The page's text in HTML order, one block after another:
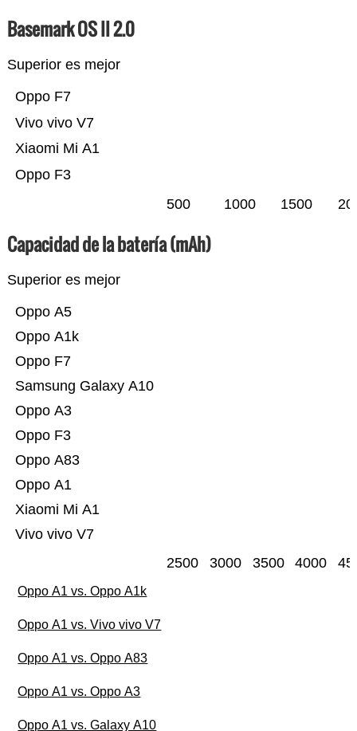
Basemark OS II 2.0
Superior es mejor
Oppo F3
Xiaomi Mi A1
Vivo vivo V7
Oppo F7
500 1000 1500
Capacidad de la batería (mAh)
Superior es mejor
Vivo vivo V7
Xiaomi Mi A1
Oppo A1
Oppo A83
Oppo F3
Oppo A3
Samsung Galaxy A10
Oppo F7
Oppo A1k
Oppo A5
2500 3000 3500 4000
Oppo A1 vs. Oppo A1k
Oppo A1 vs. Vivo vivo V7
Oppo A1 vs. Oppo A83
Oppo A1 vs. Oppo A3
Oppo A1 vs. Galaxy A10